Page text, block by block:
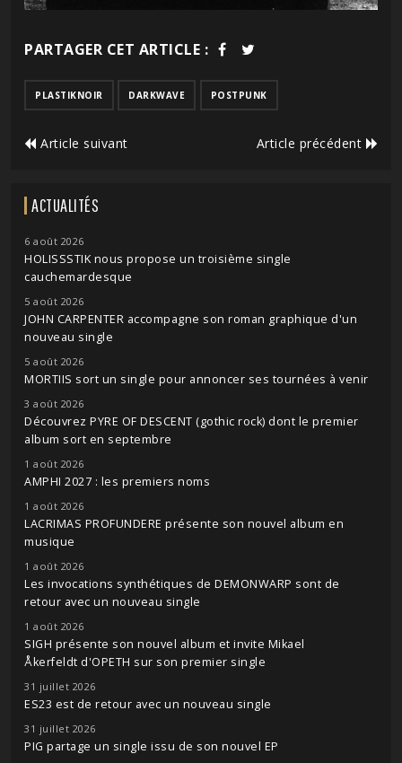
PARTAGER CET ARTICLE :
PLASTIKNOIR DARKWAVE POSTPUNK
Article suivant Article précédent
ACTUALITÉS
6 août 2026
HOLISSSTIK nous propose un troisième single
cauchemardesque
5 août 2026
JOHN CARPENTER accompagne son roman graphique d'un
nouveau single
5 août 2026
MORTIIS sort un single pour annoncer ses tournées à venir
3 août 2026
Découvrez PYRE OF DESCENT (gothic rock) dont le premier
album sort en septembre
1 août 2026
AMPHI 2027 : les premiers noms
1 août 2026
LACRIMAS PROFUNDERE présente son nouvel album en
musique
1 août 2026
Les invocations synthétiques de DEMONWARP sont de
retour avec un nouveau single
1 août 2026
SIGH présente son nouvel album et invite Mikael
Åkerfeldt d'OPETH sur son premier single
31 juillet 2026
ES23 est de retour avec un nouveau single
31 juillet 2026
PIG partage un single issu de son nouvel EP